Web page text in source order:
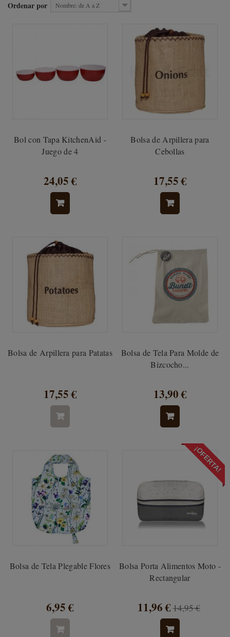
Ordenar por Nombre: de A a Z
Bol con Tapa KitchenAid -
Juego de 4
24,05 €
Bolsa de Arpillera para
Cebollas
17,55 €
Bolsa de Arpillera para Patatas
17,55 €
Bolsa de Tela Para Molde de
Bizcocho...
13,90 €
Bolsa de Tela Plegable Flores
6,95 €
¡OFERTA!
Bolsa Porta Alimentos Moto -
Rectangular
11,96 €14,95 €